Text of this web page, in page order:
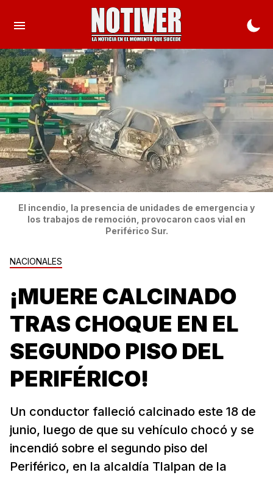
NACIONALES
¡MUERE CALCINADO
TRAS CHOQUE EN EL
SEGUNDO PISO DEL
PERIFÉRICO!
Un conductor falleció calcinado este 18 de
junio, luego de que su vehículo chocó y se
incendió sobre el segundo piso del
Periférico, en la alcaldía Tlalpan de la
El incendio, la presencia de unidades de emergencia y
los trabajos de remoción, provocaron caos vial en
Periférico Sur.